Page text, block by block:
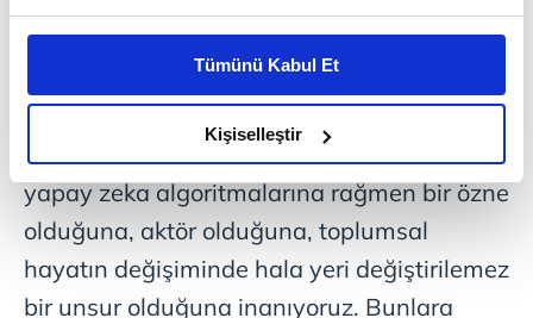
Bu çerezlere izin vermeniz halinde sizlere özel
daha iyi reklam deneyimi yaşatabiliriz. Bunu yaparken
amacımızın size daha iyi bir reklam deneyimi sunmak
olduğunu ve sizlere en iyi içerikleri sunabilmek adına
elimizden gelen çabayı gösterdiğimizi ve bu noktada,
reklamların maliyetlerimizi karşılamak noktasında tek gelir
kalemimiz olduğunu sizlere hatırlatmak isteriz.
Her halükârda, kullanıcılar, bu çerezlere izin vermedikleri
takdirde, kullanıcılara hedefli reklamlar
Tümünü Kabul Et
Kişiselleştir
alanı olduğunu anlatan Albayrak, "Biz güzel
işlerin halen değer taşıdığını hatırlamak
istiyoruz. Biz hala iyiliğin en erdemli tercih
olduğuna inanıyoruz. Biz insanın hala bütün
yapay zeka algoritmalarına rağmen bir özne
olduğuna, aktör olduğuna, toplumsal
hayatın değişiminde hala yeri değiştirilemez
bir unsur olduğuna inanıyoruz. Bunlara